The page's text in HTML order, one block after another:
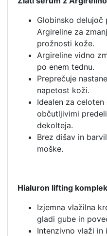
Globinsko delujoč
Argireline za
prožnosti kože.
Argireline vidno
po enem tednu.
Preprečuje
napetost koži.
Idealen za
občutljivimi
dekolteja.
Brez dišav in
moške.
Hialuron lifting
Izjemna vlažilna
gladi gube in
Intenzivno vlaži in